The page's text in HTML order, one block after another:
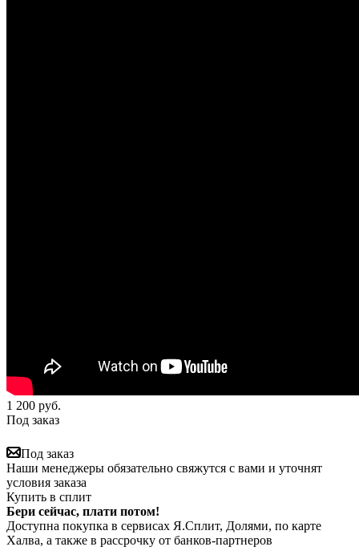
1 200 руб.
Под заказ
Под заказ
Наши менеджеры обязательно свяжутся с вами и уточнят
условия заказа
Купить в сплит
Бери сейчас, плати потом!
Доступна покупка в сервисах Я.Сплит, Долями, по карте
Халва, а также в рассрочку от банков-партнеров